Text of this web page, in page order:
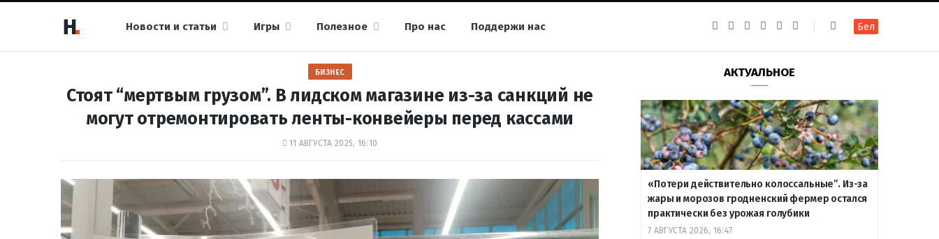
Новости и статьи Игры Полезное Про нас Поддержи нас
k
a
g
a
m
g
r
a
m
u
b
т
е
Бел
БИЗНЕС
Стоят “мертвым грузом”. В лидском магазине из-за санкций не
могут отремонтировать ленты-конвейеры перед кассами
11 АВГУСТА 2025, 16:10
АКТУАЛЬНОЕ
«Потери действительно колоссальные”. Из-за
жары и морозов гродненский фермер остался
практически без урожая голубики
7 АВГУСТА 2026, 16:47